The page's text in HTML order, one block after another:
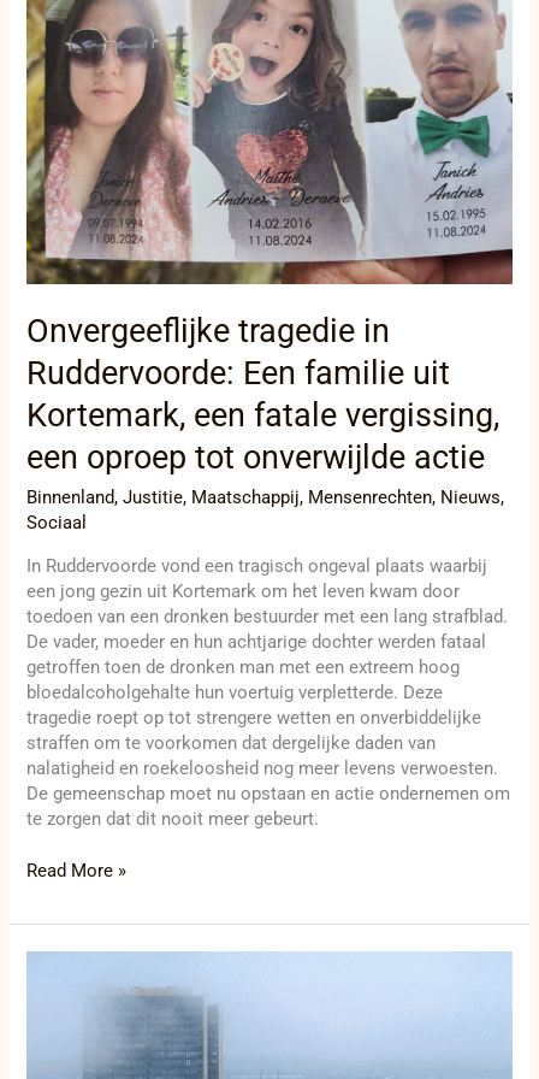
Onvergeeflijke tragedie in
Ruddervoorde: Een familie uit
Kortemark, een fatale vergissing,
een oproep tot onverwijlde actie
Binnenland,Justitie, Maatschappij, Mensenrechten, Nieuws,
Sociaal
In Ruddervoorde vond een tragisch ongeval plaats waarbij
een jong gezin uit Kortemark om het leven kwam door
toedoen van een dronken bestuurder met een lang strafblad.
De vader, moeder en hun achtjarige dochter werden fataal
getroffen toen de dronken man met een extreem hoog
bloedalcoholgehalte hun voertuig verpletterde. Deze
tragedie roept op tot strengere wetten en onverbiddelijke
straffen om te voorkomen dat dergelijke daden van
nalatigheid en roekeloosheid nog meer levens verwoesten.
De gemeenschap moet nu opstaan en actie ondernemen om
te zorgen dat dit nooit meer gebeurt.
Ruddervoorde:
Een
familie
uit
Kortemark,
een
fatale
vergissing,
een
oproep
tot
onverwijlde
actie
Read More »
Miljoenenfraude